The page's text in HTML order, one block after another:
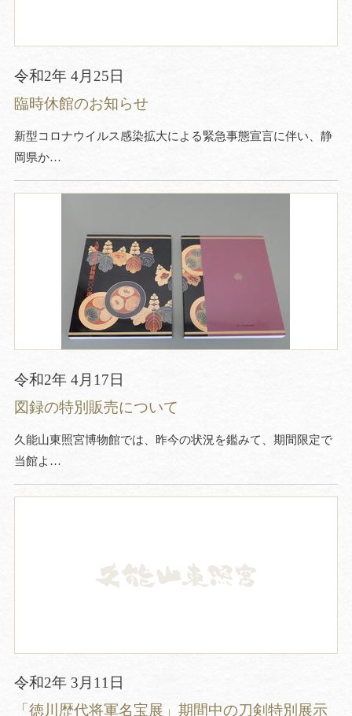
令和2年 4月25日
臨時休館のお知らせ
新型コロナウイルス感染拡大による緊急事態宣言に伴い、静
岡県か…
令和2年 4月17日
図録の特別販売について
久能山東照宮博物館では、昨今の状況を鑑みて、期間限定で
当館よ…
令和2年 3月11日
「徳川歴代将軍名宝展」期間中の刀剣特別展示